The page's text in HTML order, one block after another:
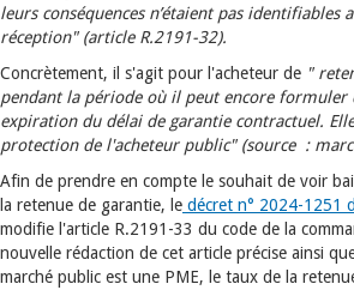
leurs conséquences n’étaient pas identifiables
réception" (article R.2191-32).
Concrètement, il s'agit pour l'acheteur de "
pendant la période où il peut encore formuler
expiration du délai de garantie contractuel.
protection de l'acheteur public" (source :
Afin de prendre en compte le souhait de voir
la retenue de garantie, le décret n° 2024-1251
modifie l'article R.2191-33 du code de la
nouvelle rédaction de cet article précise ainsi
marché public est une PME, le taux de la